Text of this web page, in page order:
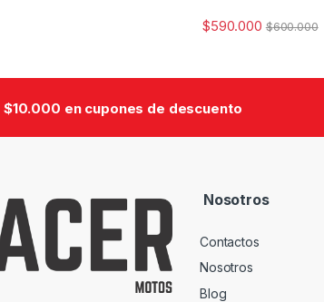
$590.000 $600.000
$10.000 en cupones de descuento
Nosotros
Contactos
Nosotros
Blog